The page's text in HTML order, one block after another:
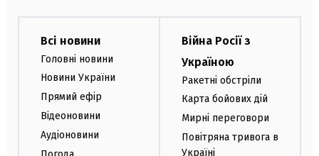
Всі новини
Головні новини
Новини України
Прямий ефір
Відеоновини
Аудіоновини
Війна Росії з
Україною
Ракетні обстріли
Карта бойових дій
Мирні переговори
Повітряна тривога в
Україні